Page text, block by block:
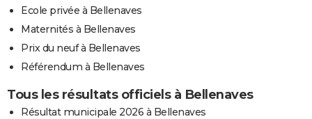
Ecole privée à Bellenaves
Maternités à Bellenaves
Prix du neuf à Bellenaves
Référendum à Bellenaves
Tous les résultats officiels à Bellenaves
Résultat municipale 2026 à Bellenaves